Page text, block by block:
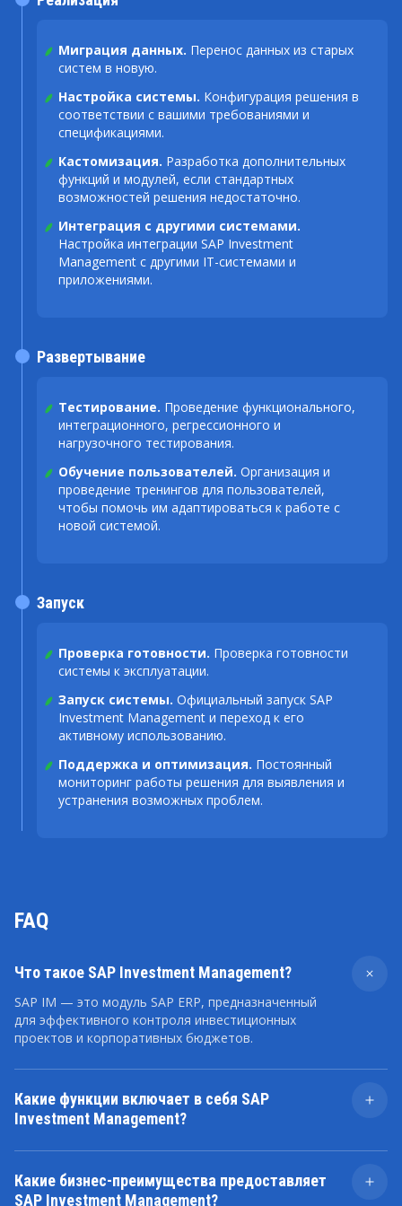
Миграция данных. Перенос данных из старых
систем в новую.
Настройка системы. Конфигурация решения в
соответствии с вашими требованиями и
спецификациями.
Кастомизация. Разработка дополнительных
функций и модулей, если стандартных
возможностей решения недостаточно.
Интеграция с другими системами.
Настройка интеграции SAP Investment
Management с другими IT-системами и
приложениями.
Тестирование. Проведение функционального,
интеграционного, регрессионного и
нагрузочного тестирования.
Обучение пользователей. Организация и
проведение тренингов для пользователей,
чтобы помочь им адаптироваться к работе с
новой системой.
Развертывание
Проверка готовности. Проверка готовности
системы к эксплуатации.
Запуск системы. Официальный запуск SAP
Investment Management и переход к его
активному использованию.
Поддержка и оптимизация. Постоянный
мониторинг работы решения для выявления и
устранения возможных проблем.
Запуск
FAQ
Что такое SAP Investment Management?
SAP IM — это модуль SAP ERP, предназначенный
для эффективного контроля инвестиционных
проектов и корпоративных бюджетов.
Какие функции включает в себя SAP
Investment Management?
Ключевые функции включают инвестиционное
инвестиционными структурами, отслеживание
затрат, оценку эффективности, управление
Какие бизнес-преимущества предоставляет
SAP Investment Management?